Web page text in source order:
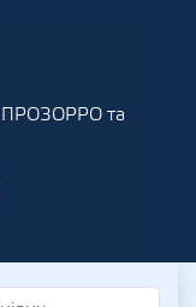
ПРОЗОРРО та